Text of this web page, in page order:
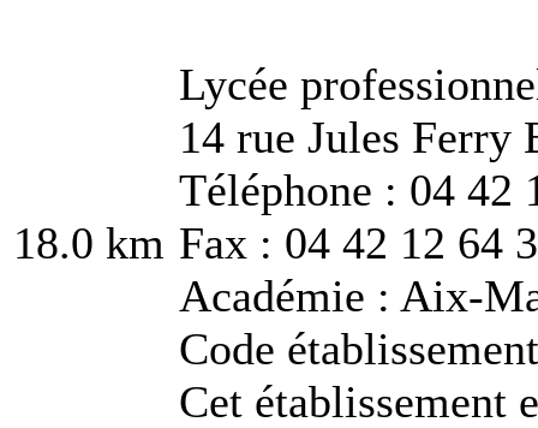
18.0 km
Lycée
14 rue Jules Ferry
Téléphone : 04 42
Fax : 04 42 12 64
Académie : Aix-
Code
Cet établissement